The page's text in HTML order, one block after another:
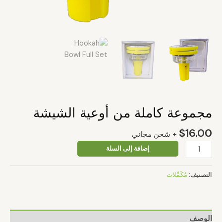
مجموعة كاملة من أوعية الشيشة
$16.00 + شحن مجاني
إضافة إلى السلة
التصنيف: مُكَمِّلات
الوصف